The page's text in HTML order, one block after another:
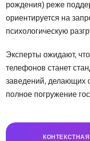
рождения) реже
ориентируется на
психологическую
Эксперты ожидают,
телефонов станет
заведений, делающих
полное погружение